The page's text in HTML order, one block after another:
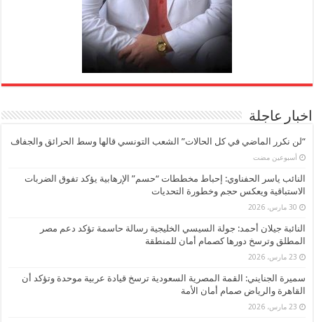
اخبار عاجلة
“لن نكرر الماضي في كل الحالات” الشعب التونسي قالها وسط الحرائق والجفاف
‏أسبوعين مضت
النائب ياسر الحفناوي: إحباط مخططات “حسم” الإرهابية يؤكد تفوق الضربات
الاستباقية ويعكس حجم وخطورة التحديات
30 مارس، 2026
النائبة جيلان أحمد: جولة السيسي الخليجية رسالة حاسمة تؤكد دعم مصر
المطلق وترسخ دورها كصمام أمان للمنطقة
23 مارس، 2026
سميرة الجنايني: القمة المصرية السعودية ترسخ قيادة عربية موحدة وتؤكد أن
القاهرة والرياض صمام أمان الأمة
23 مارس، 2026